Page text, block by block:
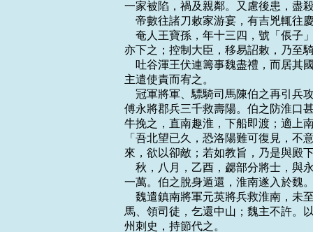
一家被陷，禍及親鄰。又慮後患，盡
帝數往諸刀敕家游宴，有吉兇輒往
奄人王寶孫，年十三四，號「倀
亦下之；控制大臣，移易詔敕，乃至
吐谷渾王伏連籌事魏盡禮，而居
主遣使責而宥之。
冠軍將軍、驃騎司馬陳伯之再引
傅永將郡兵三千救壽陽。伯之防淮口
牛挽之，直南趣淮，下船即渡；適上
「吾北望已久，恐洛陽難可復見，不
來，欲以卻敵；若如教旨，乃是與殿
秋，八月，乙酉，勰部分將士，
一萬。伯之脫身遁還，淮南遂入於魏
魏遣鎮南將軍元英將兵救淮南，
馬、領司徒，乞還中山；魏主不許。
州刺史，持節代之。